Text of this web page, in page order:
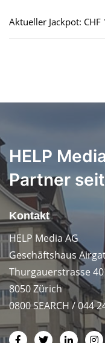
Aktueller Jackpot:
HELP
Partner
Kontakt
HELP Media AG
Geschäftshaus
Thurgauerstrasse 40
8050 Zürich
0800 SEARCH / 044